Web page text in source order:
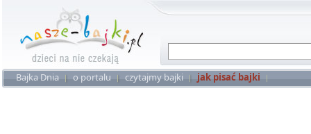
Bajka Dnia o portalu czytajmy bajki jak pisać bajki